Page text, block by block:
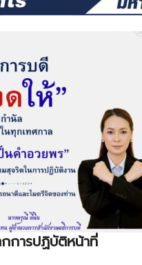
การปฏิบัติหน้าที่